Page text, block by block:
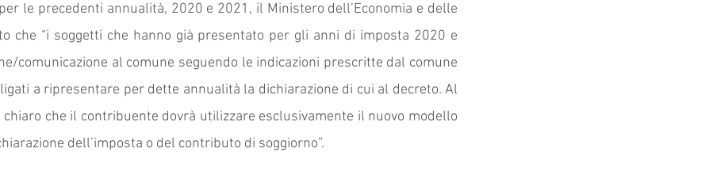
le precedenti annualità, 2020 e 2021, il Ministero dell’Economia e delle
che “i soggetti che hanno già presentato per gli anni di imposta 2020 e
comunicazione al comune seguendo le indicazioni prescritte dal comune
a ripresentare per dette annualità la dichiarazione di cui al decreto. Al
che il contribuente dovrà utilizzare esclusivamente il nuovo modello
dell’imposta o del contributo di soggiorno”.